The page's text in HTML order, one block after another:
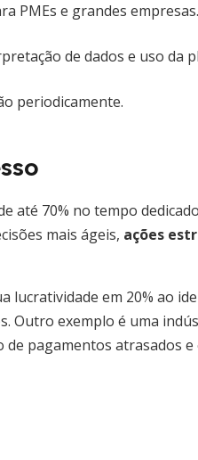
PMEs e grandes empresas.
de dados e uso da
periodicamente.
até 70% no tempo
mais ágeis, ações
lucratividade em 20% ao
Outro exemplo é uma
pagamentos atrasados e